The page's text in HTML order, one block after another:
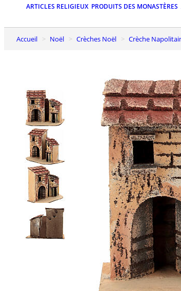
ARTICLES RELIGIEUX PRODUITS DES MONASTÈRES
Accueil Noël Crèches Noël Crèche